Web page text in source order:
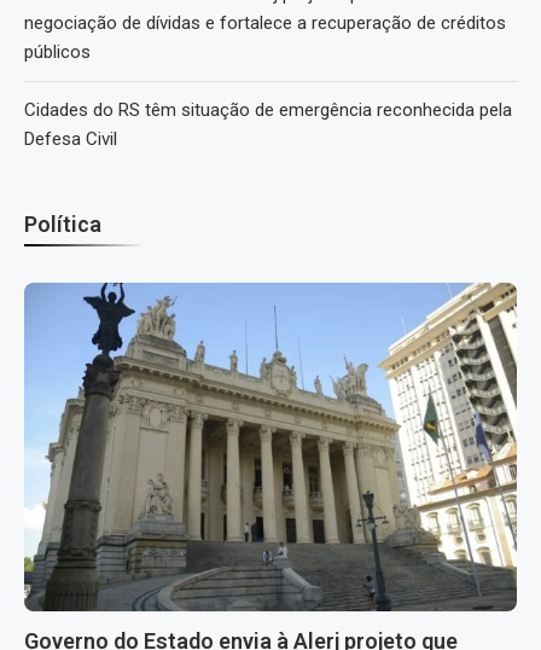
negociação de dívidas e fortalece a recuperação de créditos
públicos
Cidades do RS têm situação de emergência reconhecida pela
Defesa Civil
Política
Governo do Estado envia à Alerj projeto que